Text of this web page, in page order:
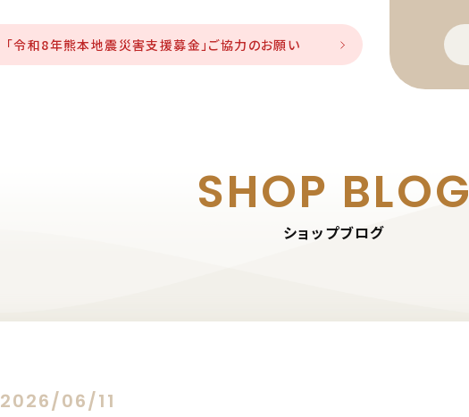
「令和8年熊本地震災害支援募金」ご協力のお願い
SHOP BLOG
ショップブログ
2026/06/11